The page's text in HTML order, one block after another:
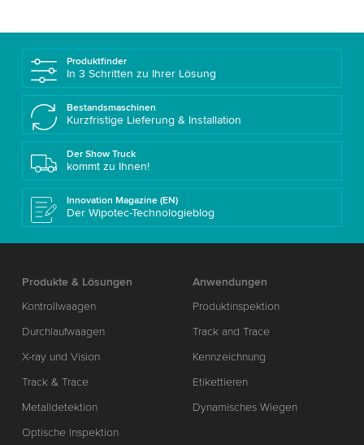
Produktfinder
In 3 Schritten zu Ihrer Lösung
Bestandsmaschinen
Kurzfristige Lieferung & Installation
Der Show Truck
kommt zu Ihnen!
Innovation Magazine (EN)
Der Wipotec-Technologieblog
Produkte & Lösungen
Kontrollwaagen
Durchlaufwaagen
X-ray und Vision
Track & Trace
Metalldetektion
Optische Inspektion
Anwendungen
Produktinspektion
Track and Trace
Kennzeichnung
Etikettieren
Dynamisches Wiegen